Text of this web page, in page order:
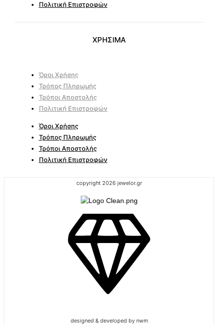
Πολιτική Επιστροφών
ΧΡΗΣΙΜΑ
Όροι Χρήσης
Τρόπος Πληρωμής
Τρόποι Αποστολής
Πολιτική Επιστροφών
Όροι Χρήσης
Τρόπος Πληρωμής
Τρόποι Αποστολής
Πολιτική Επιστροφών
copyright 2026 jewelor.gr
designed & developed by nwm